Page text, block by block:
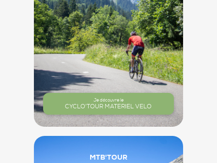
Je découvre le
CYCLO'TOUR MATERIEL VELO
MTB'TOUR